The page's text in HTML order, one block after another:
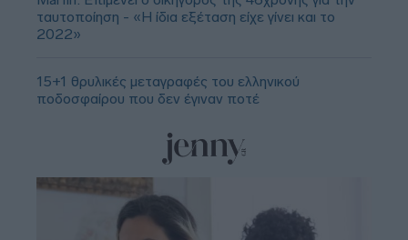
ταυτοποίηση - «Η ίδια εξέταση είχε γίνει και το
2022»
15+1 θρυλικές μεταγραφές του ελληνικού
ποδοσφαίρου που δεν έγιναν ποτέ